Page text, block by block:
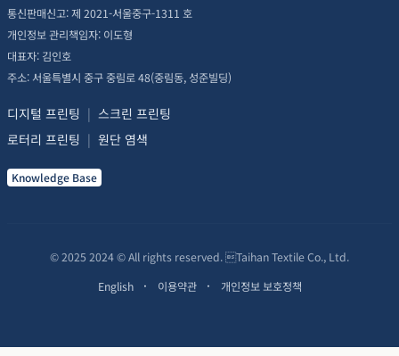
통신판매신고: 제 2021-서울중구-1311 호
개인정보 관리책임자: 이도형
대표자: 김인호
주소: 서울특별시 중구 중림로 48(중림동, 성준빌딩)
디지털 프린팅 | 스크린 프린팅
로터리 프린팅 | 원단 염색
Knowledge Base
© 2025 2024 © All rights reserved. Taihan Textile Co., Ltd.
English
이용약관 개인정보 보호정책